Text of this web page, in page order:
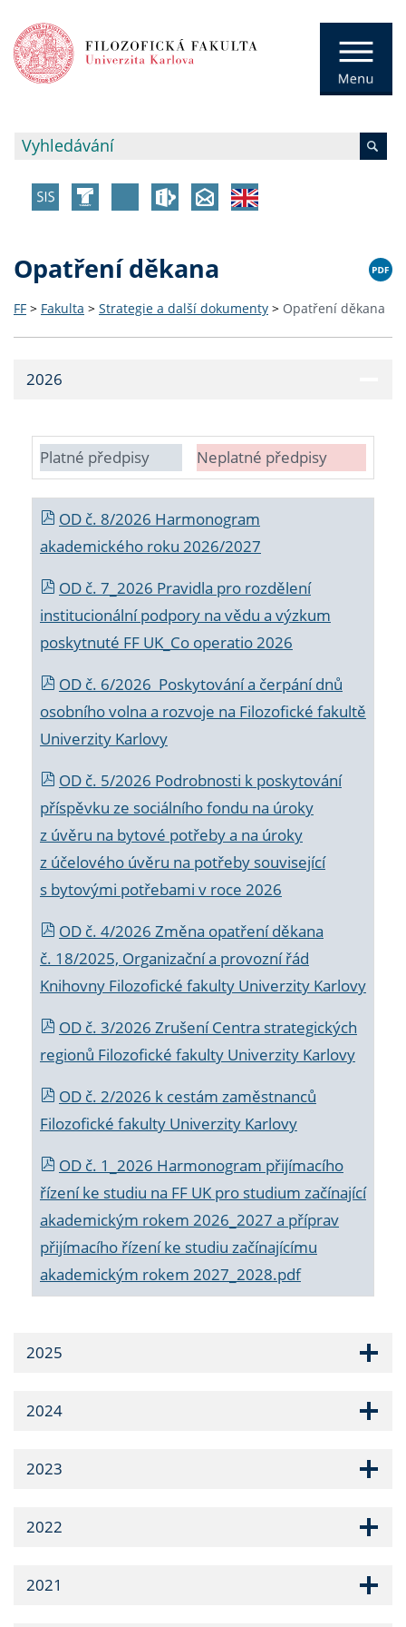
Opatření děkana
FF > Fakulta > Strategie a další dokumenty > Opatření děkana
2026
Platné předpisy Neplatné předpisy
OD č. 8/2026 Harmonogram
akademického roku 2026/2027
OD č. 7_2026 Pravidla pro rozdělení
institucionální podpory na vědu a výzkum
poskytnuté FF UK_Co operatio 2026
OD č. 6/2026 Poskytování a čerpání dnů
osobního volna a rozvoje na Filozofické fakultě
Univerzity Karlovy
OD č. 5/2026 Podrobnosti k poskytování
příspěvku ze sociálního fondu na úroky
z úvěru na bytové potřeby a na úroky
z účelového úvěru na potřeby související
s bytovými potřebami v roce 2026
OD č. 4/2026 Změna opatření děkana
č. 18/2025, Organizační a provozní řád
Knihovny Filozofické fakulty Univerzity Karlovy
OD č. 3/2026 Zrušení Centra strategických
regionů Filozofické fakulty Univerzity Karlovy
OD č. 2/2026 k cestám zaměstnanců
Filozofické fakulty Univerzity Karlovy
OD č. 1_2026 Harmonogram přijímacího
řízení ke studiu na FF UK pro studium začínající
akademickým rokem 2026_2027 a příprav
přijímacího řízení ke studiu začínajícímu
akademickým rokem 2027_2028.pdf
2025
2024
2023
2022
2021